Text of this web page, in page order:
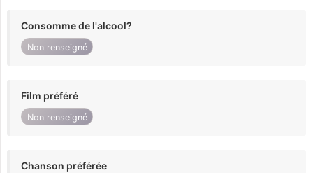
Consomme de l'alcool?
Non renseigné
Film préféré
Non renseigné
Chanson préférée